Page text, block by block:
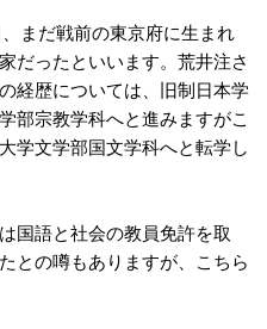
まだ戦前の東京府に生まれ
だったといいます。荒井注さ
経歴については、旧制日本学
部宗教学科へと進みますがこ
学文学部国文学科へと転学し
国語と社会の教員免許を取
との噂もありますが、こちら